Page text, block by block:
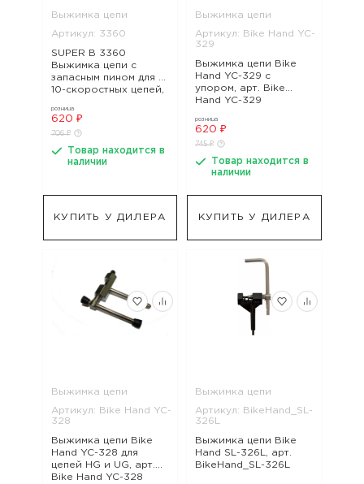
Выжимка цепи
Артикул: 3360
SUPER B 3360
Выжимка цепи с
запасным пином для 6-
10-скоростных цепей,
408, арт. 3360
розница
620 ₽
706 ₽
Товар находится в
наличии
КУПИТЬ У ДИЛЕРА
Выжимка цепи
Артикул: Bike Hand YC-
329
Выжимка цепи Bike
Hand YC-329 с
упором, арт. Bike
Hand YC-329
розница
620 ₽
745 ₽
Товар находится в
наличии
КУПИТЬ У ДИЛЕРА
Выжимка цепи
Артикул: Bike Hand YC-
328
Выжимка цепи Bike
Hand YC-328 для
цепей HG и UG, арт.
Bike Hand YC-328
Выжимка цепи
Артикул: BikeHand_SL-
326L
Выжимка цепи Bike
Hand SL-326L, арт.
BikeHand_SL-326L